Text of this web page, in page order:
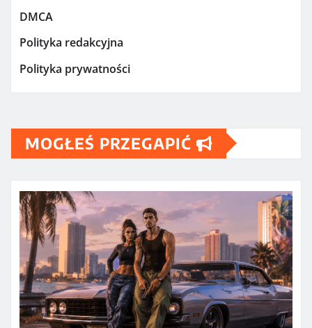
DMCA
Polityka redakcyjna
Polityka prywatności
MOGŁEŚ PRZEGAPIĆ